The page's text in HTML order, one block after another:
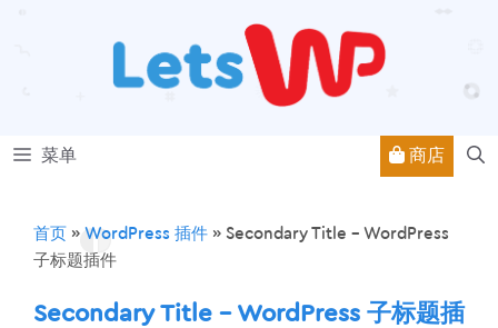
菜单 商店
首页 » WordPress 插件 » Secondary Title – WordPress
子标题插件
Secondary Title – WordPress 子标题插